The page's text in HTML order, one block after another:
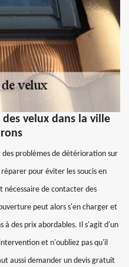
velux dans la ville
problèmes de détérioration sur
pour éviter les soucis en
nécessaire de contacter des
peut alors s'en charger et
à des prix abordables. Il s'agit d'un
et n'oubliez pas qu'il
aussi demander un devis gratuit